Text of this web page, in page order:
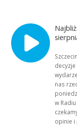
nas
w
opinie i